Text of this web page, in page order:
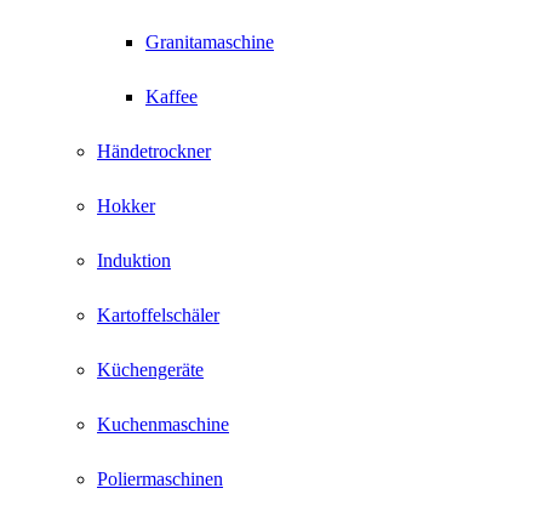
Granitamaschine
Kaffee
Händetrockner
Hokker
Induktion
Kartoffelschäler
Küchengeräte
Kuchenmaschine
Poliermaschinen